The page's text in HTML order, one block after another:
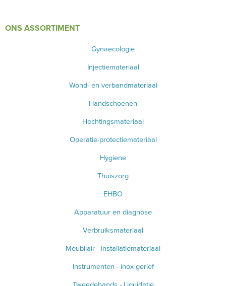
MEUBILAIR - INSTALLATIEMATERIAAL
INSTRUMENTEN - INOX GERIEF
TWEEDEHANDS - LIQUIDATIE
PRODUCT NIET GEVONDEN?
ONS ASSORTIMENT
Gynaecologie
Injectiemateriaal
Wond- en verbandmateriaal
Handschoenen
Hechtingsmateriaal
Operatie-protectiemateriaal
Hygiene
Thuiszorg
EHBO
Apparatuur en diagnose
Verbruiksmateriaal
Meubilair - installatiemateriaal
Instrumenten - inox gerief